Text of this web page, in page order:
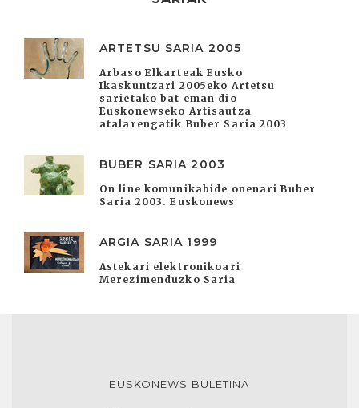
ARTETSU SARIA 2005
Arbaso Elkarteak Eusko
Ikaskuntzari 2005eko Artetsu
sarietako bat eman dio
Euskonewseko Artisautza
atalarengatik Buber Saria 2003
BUBER SARIA 2003
On line komunikabide onenari Buber
Saria 2003. Euskonews
ARGIA SARIA 1999
Astekari elektronikoari
Merezimenduzko Saria
EUSKONEWS BULETINA